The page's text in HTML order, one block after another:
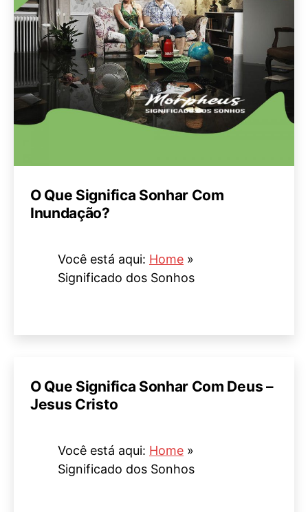
O Que Significa Sonhar Com
Inundação?
Você está aqui: Home »
Significado dos Sonhos
O Que Significa Sonhar Com Deus –
Jesus Cristo
Você está aqui: Home »
Significado dos Sonhos